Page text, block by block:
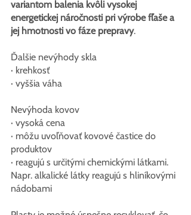
variantom balenia kvôli vysokej
energetickej náročnosti pri výrobe fľaše a
jej hmotnosti vo fáze prepravy.
Ďalšie nevýhody skla
· krehkosť
· vyššia váha
Nevýhoda kovov
· vysoká cena
· môžu uvoľňovať kovové častice do
produktov
· reagujú s určitými chemickými látkami.
Napr. alkalické látky reagujú s hliníkovými
nádobami